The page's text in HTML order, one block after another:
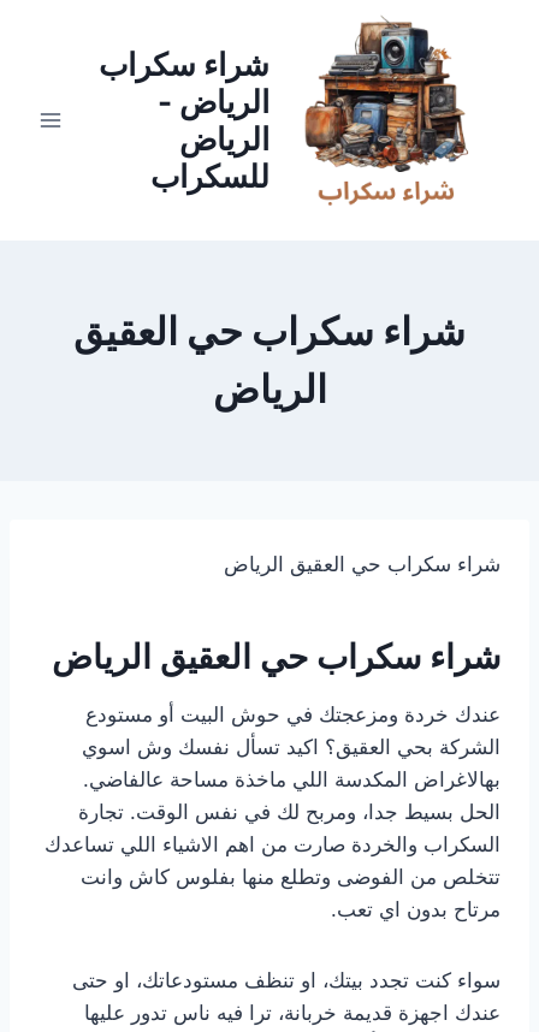
شراء سكراب
الرياض -
الرياض
للسكراب
شراء سكراب حي العقيق
الرياض
شراء سكراب حي العقيق الرياض
شراء سكراب حي العقيق الرياض
عندك خردة ومزعجتك في حوش البيت أو مستودع
الشركة بحي العقيق؟ اكيد تسأل نفسك وش اسوي
بهالاغراض المكدسة اللي ماخذة مساحة عالفاضي.
الحل بسيط جدا، ومربح لك في نفس الوقت. تجارة
السكراب والخردة صارت من اهم الاشياء اللي تساعدك
تتخلص من الفوضى وتطلع منها بفلوس كاش وانت
مرتاح بدون اي تعب.
سواء كنت تجدد بيتك، او تنظف مستودعاتك، او حتى
عندك اجهزة قديمة خربانة، ترا فيه ناس تدور عليها